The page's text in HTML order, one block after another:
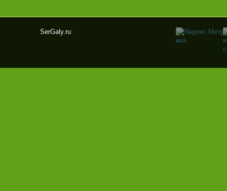
y.ru
SerGaly.ru